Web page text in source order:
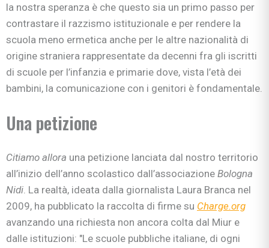
la nostra speranza è che questo sia un primo passo per
contrastare il razzismo istituzionale e per rendere la
scuola meno ermetica anche per le altre nazionalità di
origine straniera rappresentate da decenni fra gli iscritti
di scuole per l’infanzia e primarie dove, vista l’età dei
bambini, la comunicazione con i genitori è fondamentale.
Una petizione
Citiamo allora una petizione lanciata dal nostro territorio
all’inizio dell’anno scolastico dall’associazione Bologna
Nidi. La realtà, ideata dalla giornalista Laura Branca nel
2009, ha pubblicato la raccolta di firme su Charge.org
avanzando una richiesta non ancora colta dal Miur e
dalle istituzioni: "Le scuole pubbliche italiane, di ogni